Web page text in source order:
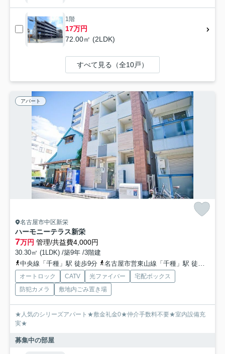
1階
17万円
72.00㎡ (2LDK)
すべて見る（全10戸）
アパート
名古屋市中区新栄
ハーモニーテラス新栄
7万円 管理/共益費4,000円
30.30㎡ (1LDK) /築9年 /3階建
中央線「千種」駅 徒歩9分
名古屋市営東山線「千種」駅 徒歩7分
オートロック CATV 光ファイバー
宅配ボックス
防犯カメラ
敷地内ごみ置き場
★人気のシリーズアパート★敷金礼金0★仲介手数料不要★室内設備充
実★
募集中の部屋